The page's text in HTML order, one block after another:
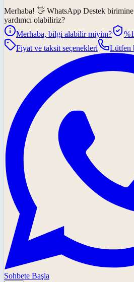
Merhaba! 👋 WhatsApp Destek birimine
yardımcı olabiliriz?
Merhaba, bilgi alabilir miyim?
Fiyat ve taksit seçenekleri
Lütfen
Sohbete Başla